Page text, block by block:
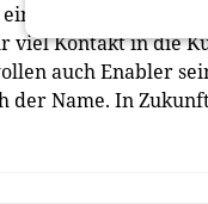
echter Treiber,
viel Kontakt in die
auch Enabler
der Name. In